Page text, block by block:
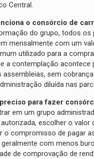
Central.
o consórcio de
do grupo, todos os
mensalmente com um
utilizado para a
a contemplação acontece
assembleias, sem
diluída nas
para fazer
em um grupo
escolher o valor
o compromisso de pagar
com menos
de comprovação de